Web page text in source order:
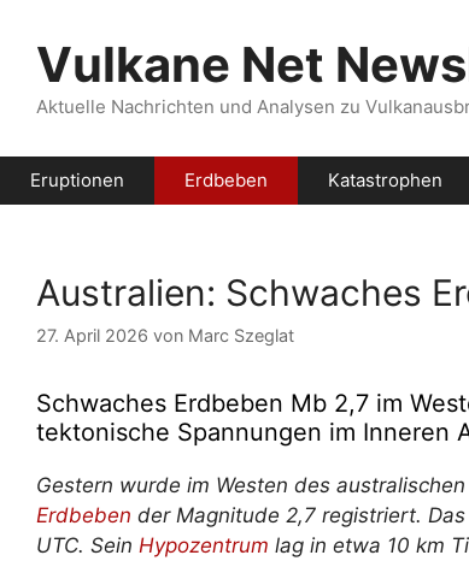
Inhalt
springenVulkane Net
Aktuelle Nachrichten und Analysen zu
Eruptionen Erdbeben Katastrophen
Australien: Schwaches
27. April 2026 von Marc Szeglat
Schwaches Erdbeben Mb 2,7 im
tektonische Spannungen im Inneren
Gestern wurde im Westen des
Erdbeben der Magnitude 2,7 registriert.
UTC. Sein Hypozentrum lag in etwa 10 km